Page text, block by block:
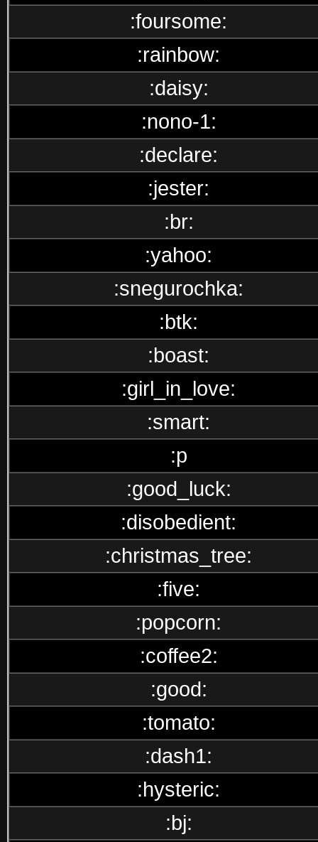
:foursome:
:rainbow:
:daisy:
:nono-1:
:declare:
:jester:
:br:
:yahoo:
:snegurochka:
:btk:
:boast:
:girl_in_love:
:smart:
:p
:good_luck:
:disobedient:
:christmas_tree:
:five:
:popcorn:
:coffee2:
:good:
:tomato:
:dash1:
:hysteric:
:bj: